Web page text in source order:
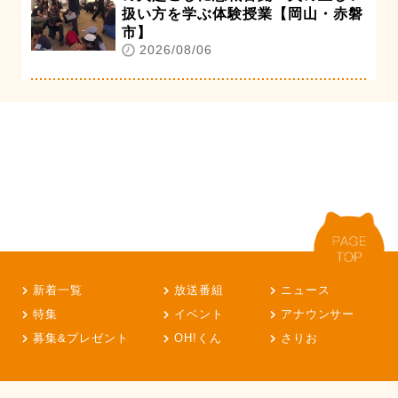
扱い方を学ぶ体験授業【岡山・赤磐
市】
2026/08/06
新着一覧 放送番組
ニュース
特集
イベント
アナウンサー
募集&プレゼント
OH!くん さりお